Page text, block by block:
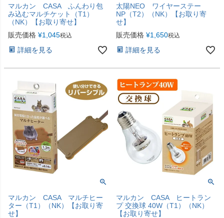
マルカン CASA ふんわり包
み込むマルチケット（T1）
（NK）【お取り寄せ】
販売価格 ¥1,045税込
詳細を見る
太陽NEO ワイヤーステー
NP（T2）（NK）【お取り寄
せ】
販売価格 ¥1,650税込
詳細を見る
マルカン CASA マルチヒー
ター（T1）（NK）【お取り寄
せ】
マルカン CASA ヒートラン
プ 交換球 40W（T1）（NK）
【お取り寄せ】